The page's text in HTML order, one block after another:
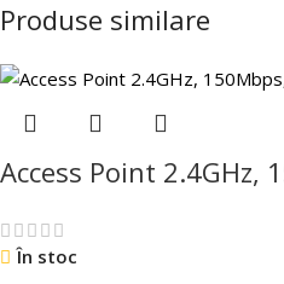
Produse similare
Access Point 2.4GHz,
În stoc